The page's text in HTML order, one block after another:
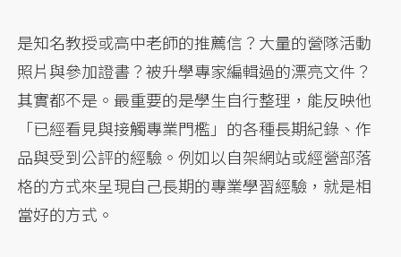
是知名教授或高中老師的推薦信？大量的營隊活動
照片與參加證書？被升學專家編輯過的漂亮文件？
其實都不是。最重要的是學生自行整理，能反映他
「已經看見與接觸專業門檻」的各種長期紀錄、作
品與受到公評的經驗。例如以自架網站或經營部落
格的方式來呈現自己長期的專業學習經驗，就是相
當好的方式。